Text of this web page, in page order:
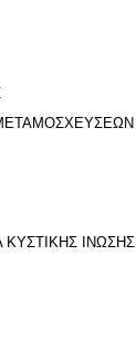
ΙΝΩΣΗΣ